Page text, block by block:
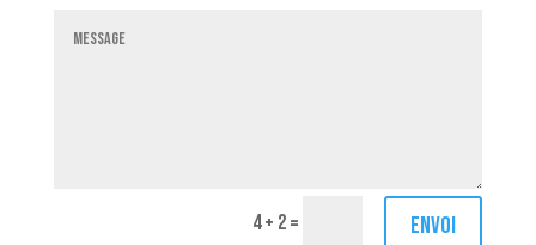
4 + 2= Envoi